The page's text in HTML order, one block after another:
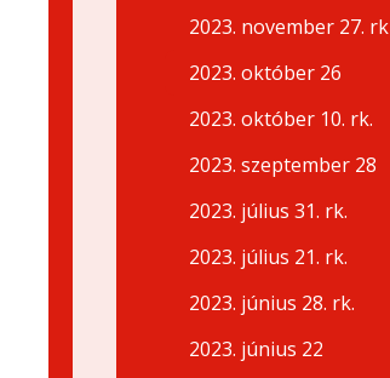
2023. november 27. rk
2023. október 26
2023. október 10. rk.
2023. szeptember 28
2023. július 31. rk.
2023. július 21. rk.
2023. június 28. rk.
2023. június 22